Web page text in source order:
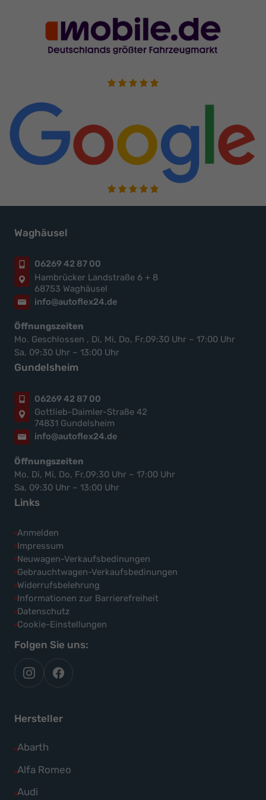
Waghäusel
06269 42 87 00
Hambrücker Landstraße 6 + 8
68753 Waghäusel
info@autoflex24.de
Öffnungszeiten
Mo. Geschlossen , Di, Mi, Do, Fr,09:30 Uhr – 17:00 Uhr
Sa, 09:30 Uhr – 13:00 Uhr
Gundelsheim
06269 42 87 00
Gottlieb-Daimler-Straße 42
74831 Gundelsheim
info@autoflex24.de
Öffnungszeiten
Mo, Di, Mi, Do, Fr,09:30 Uhr – 17:00 Uhr
Sa, 09:30 Uhr – 13:00 Uhr
Links
Anmelden
Impressum
Neuwagen-Verkaufsbedinungen
Gebrauchtwagen-Verkaufsbedinungen
Widerrufsbelehrung
Informationen zur Barrierefreiheit
Datenschutz
Cookie-Einstellungen
Folgen Sie uns:
autoflex
auf
autoflex24
auf
Hersteller
Abarth
Alle
Fahrzeuge
Alfa Romeo
Alle
Fahrzeuge
Audi
Alle